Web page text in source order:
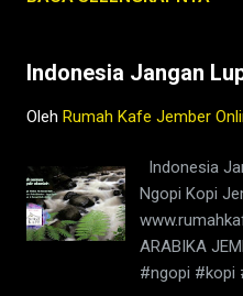
kopi di
shop,warung
masa
Indonesia Jangan
Oleh Rumah Kafe Jember
Indonesia
Ngopi Kopi
ARABIKA
#ngopi #kopi